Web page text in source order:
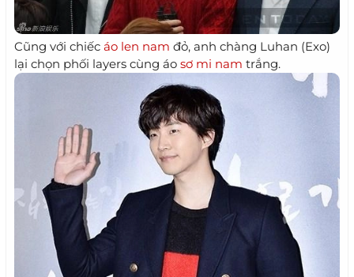
Cũng với chiếc áo len nam đỏ, anh chàng Luhan (Exo)
lại chọn phối layers cùng áo sơ mi nam trắng.